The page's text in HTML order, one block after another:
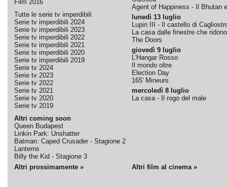
Film 2016
Tutte le serie tv imperdibili
Serie tv imperdibili 2024
Serie tv imperdibili 2023
Serie tv imperdibili 2022
Serie tv imperdibili 2021
Serie tv imperdibili 2020
Serie tv imperdibili 2019
Serie tv 2024
Serie tv 2023
Serie tv 2022
Serie tv 2021
Serie tv 2020
Serie tv 2019
Altri coming soon
Queen Budapest
Linkin Park: Unshatter
Batman: Caped Crusader - Stagione 2
Lanterns
Billy the Kid - Stagione 3
Agent of Happiness - Il Bhutan
lunedì 13 luglio
Lupin III - Il castello di
La casa dalle finestre che ridono
The Doors
giovedì 9 luglio
L'Hangar Rosso
Il mondo oltre
Election Day
165' Mineurs
mercoledì 8 luglio
La casa - Il rogo del male
Altri prossimamente » Altri film al cinema »